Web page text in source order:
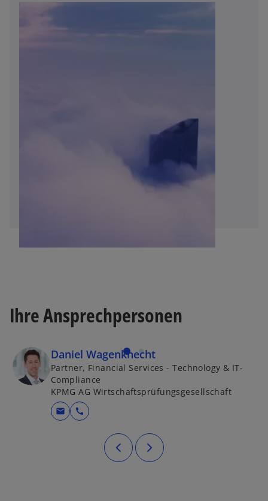
Ihre Ansprechpersonen
Daniel Wagenknecht
Partner, Financial Services - Technology & IT-
Compliance
KPMG AG Wirtschaftsprüfungsgesellschaft
mail call